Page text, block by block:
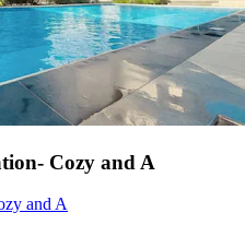
Cozy and A
and A